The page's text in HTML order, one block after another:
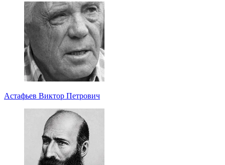
Астафьев Виктор Петрович